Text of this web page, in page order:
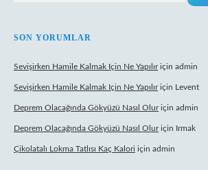
SON YORUMLAR
Sevişirken Hamile Kalmak Için Ne Yapılıriçin admin
Sevişirken Hamile Kalmak Için Ne Yapılıriçin Levent
Deprem Olacağında Gökyüzü Nasıl Oluriçin admin
Deprem Olacağında Gökyüzü Nasıl Oluriçin Irmak
Çikolatalı Lokma Tatlısı Kaç Kalori için admin